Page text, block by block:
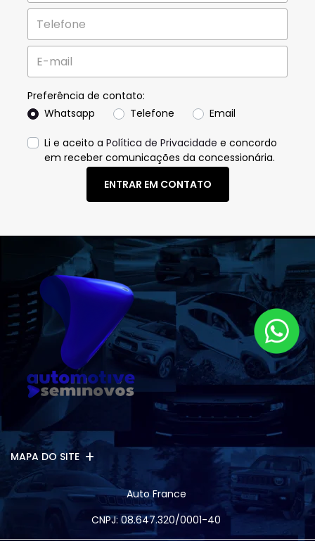
Preferência de contato:
Whatsapp
Telefone Email
Li e aceito a Política de Privacidade e concordo
em receber comunicações da concessionária.
ENTRAR EM CONTATO
MAPA DO SITE
Auto France
CNPJ: 08.647.320/0001-40